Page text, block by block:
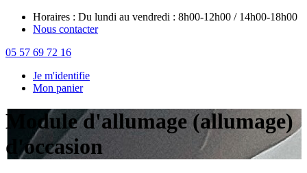
Horaires : Du lundi au vendredi : 8h00-12h00 / 14h00-18h00
Nous contacter
05 57 69 72 16
Je m'identifie
Mon panier
Module d'allumage (allumage)
d'occasion